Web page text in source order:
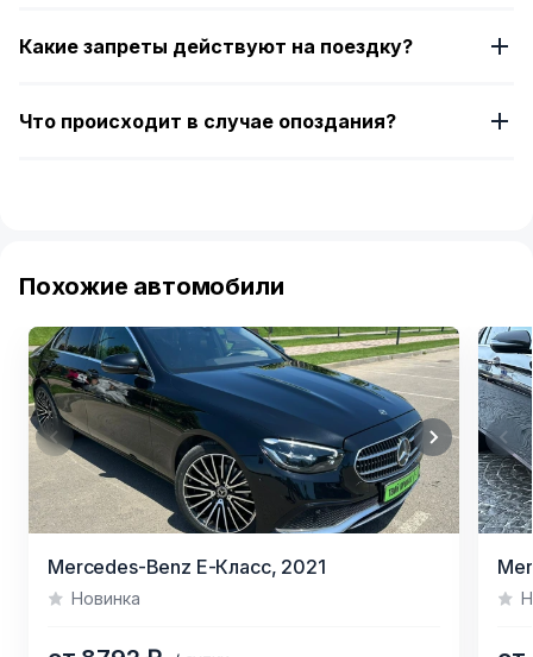
Какие запреты действуют на поездку?
Что происходит в случае опоздания?
Похожие автомобили
Mercedes-Benz E-Класс, 2021
Новинка